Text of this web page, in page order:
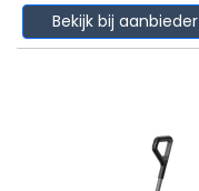
Bekijk bij aanbieder